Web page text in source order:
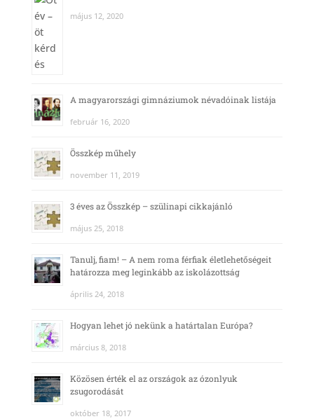
május 12, 2020
A magyarországi gimnáziumok névadóinak listája
február 16, 2020
Összkép műhely
november 11, 2019
3 éves az Összkép – szülinapi cikkajánló
május 25, 2018
Tanulj, fiam! – A nem roma férfiak életlehetőségeit
határozza meg leginkább az iskolázottság
április 24, 2018
Hogyan lehet jó nekünk a határtalan Európa?
március 8, 2018
Közösen érték el az országok az ózonlyuk
zsugorodását
október 18, 2017